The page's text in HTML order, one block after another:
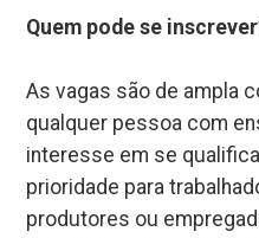
Quem pode se
As vagas são de ampla
qualquer pessoa com
interesse em se
prioridade para
produtores ou